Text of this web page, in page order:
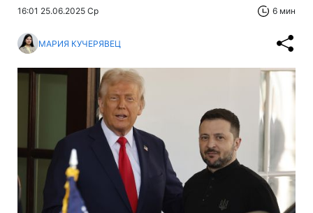
16:01 25.06.2025 Ср 6 мин
МАРИЯ КУЧЕРЯВЕЦ